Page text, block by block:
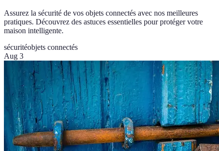
Assurez la sécurité de vos objets connectés avec nos meilleures
pratiques. Découvrez des astuces essentielles pour protéger votre
maison intelligente.
sécuritéobjets connectés
Aug 3